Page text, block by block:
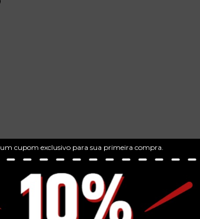
um cupom exclusivo para sua primeira compra.